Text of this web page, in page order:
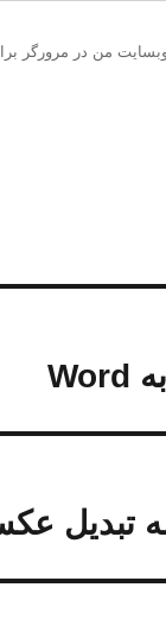
وبسایت من در مرورگر
تبدیل